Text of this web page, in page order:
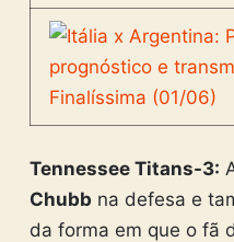
Tennessee Titans-3:
Chubb na defesa e
da forma em que o fã